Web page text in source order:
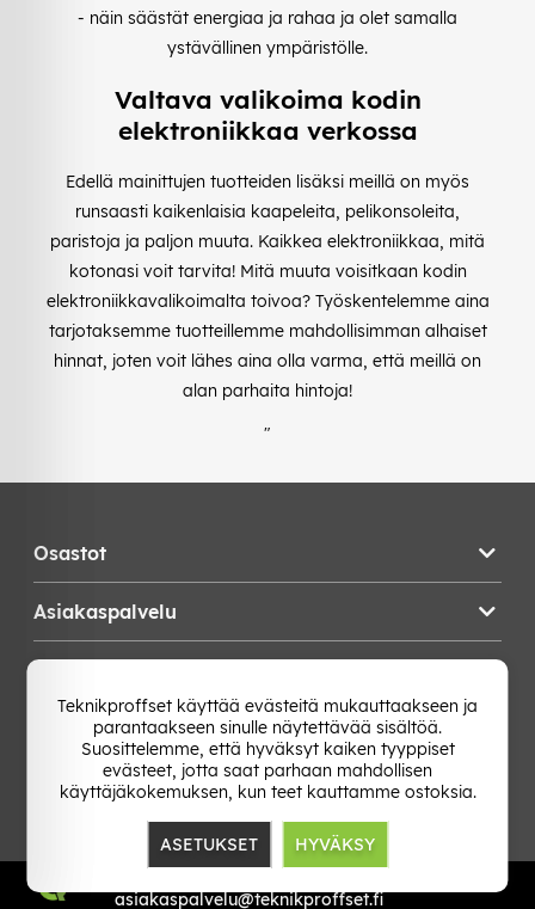
- näin säästät energiaa ja rahaa ja olet samalla
ystävällinen ympäristölle.
Valtava valikoima kodin
elektroniikkaa verkossa
Edellä mainittujen tuotteiden lisäksi meillä on myös
runsaasti kaikenlaisia kaapeleita, pelikonsoleita,
paristoja ja paljon muuta. Kaikkea elektroniikkaa, mitä
kotonasi voit tarvita! Mitä muuta voisitkaan kodin
elektroniikkavalikoimalta toivoa? Työskentelemme aina
tarjotaksemme tuotteillemme mahdollisimman alhaiset
hinnat, joten voit lähes aina olla varma, että meillä on
alan parhaita hintoja!
"
Osastot
Asiakaspalvelu
Vaihda Maa
asiakaspalvelu@teknikproffset.fi
Teknikproffset käyttää evästeitä mukauttaakseen ja
parantaakseen sinulle näytettävää sisältöä.
Suosittelemme, että hyväksyt kaiken tyyppiset
evästeet, jotta saat parhaan mahdollisen
käyttäjäkokemuksen, kun teet kauttamme ostoksia.
ASETUKSET HYVÄKSY